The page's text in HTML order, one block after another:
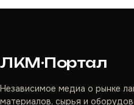
ЛКМ·Портал
Независимое медиа о рынке
материалов, сырья и